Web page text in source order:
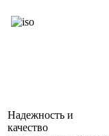
Надежность и
качество